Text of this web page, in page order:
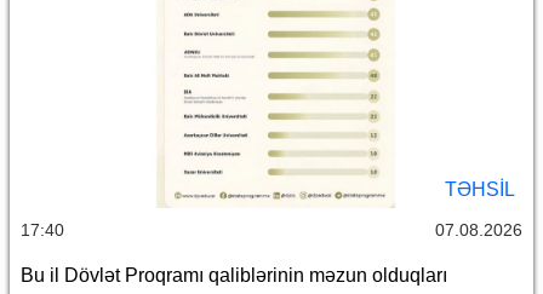
TƏHSIL
17:40 07.08.2026
Bu il Dövlət Proqramı qaliblərinin məzun olduqları